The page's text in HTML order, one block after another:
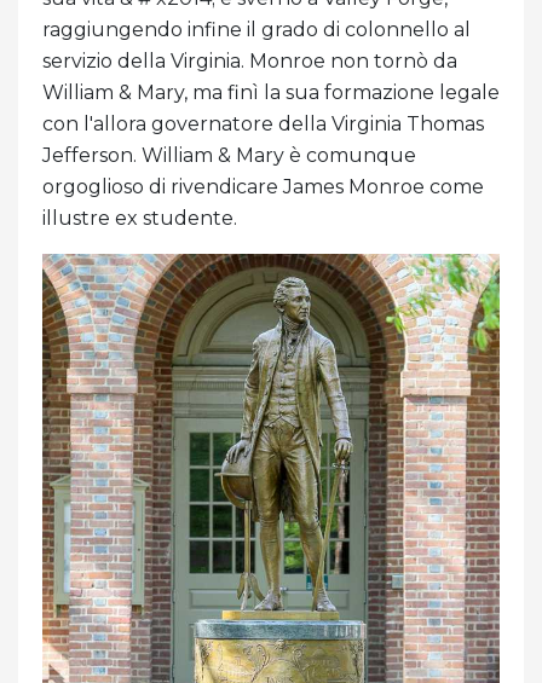
raggiungendo infine il grado di colonnello al
servizio della Virginia. Monroe non tornò da
William & Mary, ma finì la sua formazione legale
con l'allora governatore della Virginia Thomas
Jefferson. William & Mary è comunque
orgoglioso di rivendicare James Monroe come
illustre ex studente.